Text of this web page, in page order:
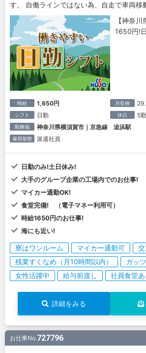
す。 自働ラインではない為、自走で車両移
【神奈
1650円!
時給 1,650円 月収例
シフト 日勤 休日 5
勤務地 神奈川県横須賀市｜京急線 追浜駅
雇用形態 派遣社員
日勤のみ!土日休み!
大手のグループ企業の工場内でのお仕事!
マイカー通勤OK!
食堂完備! （電子マネー利用可）
時給1650円のお仕事!
海にも近い!
寮はワンルーム マイカー通勤可
残業すくなめ（月10時間以内）
ガッ
女性活躍中
給与前渡し 社員食堂あ
詳細をみる
お仕事No.727796